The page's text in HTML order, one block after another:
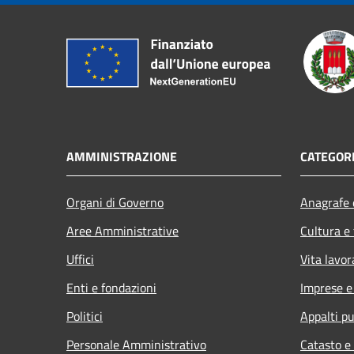
AMMINISTRAZIONE
Organi di Governo
Aree Amministrative
Uffici
Enti e fondazioni
Politici
Personale Amministrativo
Cultura
Vita
Imprese
Appalti
Catasto